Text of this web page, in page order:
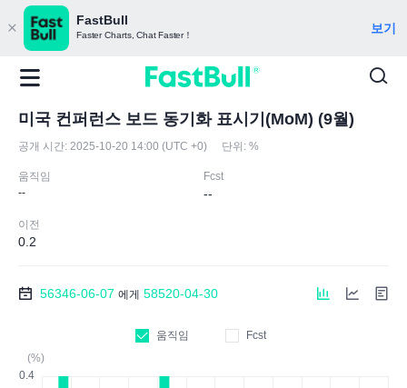
FastBull
Faster Charts, Chat Faster！ 보기
미국 컨퍼런스 보드 동기화 표시기(MoM) (9월)
공개 시간: 2025-10-20 14:00 (UTC +0) 단위: %
움직임
--
Fcst
--
이전
0.2
56346-06-07 에게 58520-04-30
움직임
Fcst
(%)